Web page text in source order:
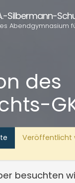
Silbermann-
Abendgymnasium
des
Veröffentlicht
besuchten